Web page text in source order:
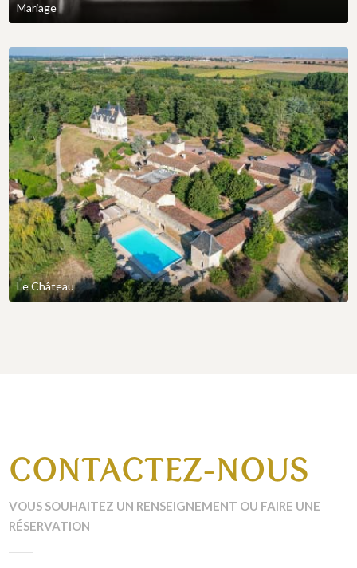
Mariage
Le Château
CONTACTEZ-NOUS
VOUS SOUHAITEZ UN RENSEIGNEMENT OU FAIRE UNE
RÉSERVATION